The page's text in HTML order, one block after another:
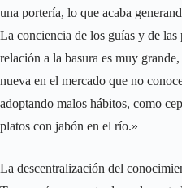
una portería, lo que acaba
La conciencia de los guías y de las
relación a la basura es muy
nueva en el mercado que no
adoptando malos hábitos, como
platos con jabón en el río.»
La descentralización del